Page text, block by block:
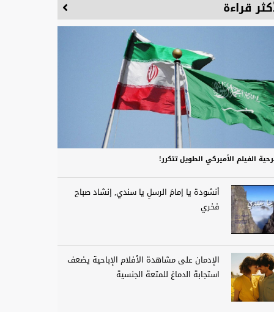
قراءة
الفيلم الأميركي الطويل تتكرر!
أنشودة يا إمامَ الرسلِ يا سندي, إنشاد صباح
فخري
الإدمان على مشاهدة الأفلام الإباحية يضعف
استجابة الدماغ للمتعة الجنسية